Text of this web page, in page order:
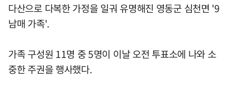
다산으로 다복한 가정을 일궈 유명해진 영동군 심천면 '9
남매 가족'.
가족 구성원 11명 중 5명이 이날 오전 투표소에 나와 소
중한 주권을 행사했다.